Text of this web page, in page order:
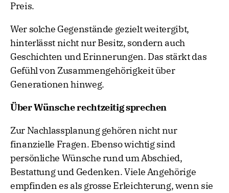
Preis.
Wer solche Gegenstände gezielt weitergibt,
hinterlässt nicht nur Besitz, sondern auch
Geschichten und Erinnerungen. Das stärkt das
Gefühl von Zusammengehörigkeit über
Generationen hinweg.
Über Wünsche rechtzeitig sprechen
Zur Nachlassplanung gehören nicht nur
finanzielle Fragen. Ebenso wichtig sind
persönliche Wünsche rund um Abschied,
Bestattung und Gedenken. Viele Angehörige
empfinden es als grosse Erleichterung, wenn sie